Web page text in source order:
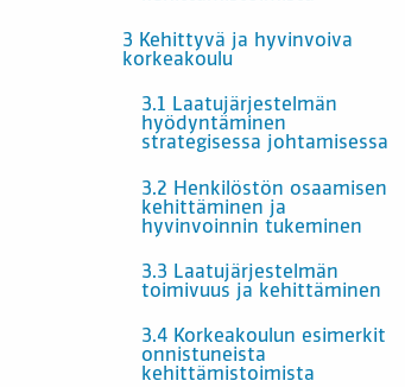
3 Kehittyvä ja hyvinvoiva
korkeakoulu
3.1 Laatujärjestelmän
hyödyntäminen
strategisessa johtamisessa
3.2 Henkilöstön osaamisen
kehittäminen ja
hyvinvoinnin tukeminen
3.3 Laatujärjestelmän
toimivuus ja kehittäminen
3.4 Korkeakoulun esimerkit
onnistuneista
kehittämistoimista